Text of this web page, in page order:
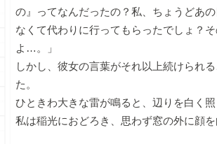
の』ってなんだったの？私、ちょうどあ
なくて代わりに行ってもらったでしょ？
よ…。」
しかし、彼女の言葉がそれ以上続けられ
た。
ひときわ大きな雷が鳴ると、辺りを白く照
私は稲光におどろき、思わず窓の外に顔を